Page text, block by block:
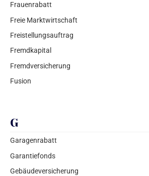
Frauenrabatt
Freie Marktwirtschaft
Freistellungsauftrag
Fremdkapital
Fremdversicherung
Fusion
G
Garagenrabatt
Garantiefonds
Gebäudeversicherung